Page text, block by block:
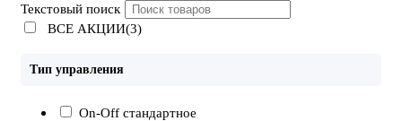
Текстовый поиск
ВСЕ АКЦИИ(3)
Тип управления
On-Off стандартное